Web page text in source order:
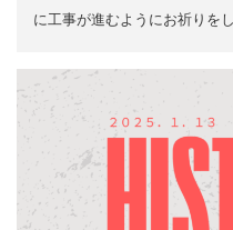
に工事が進むようにお祈りを